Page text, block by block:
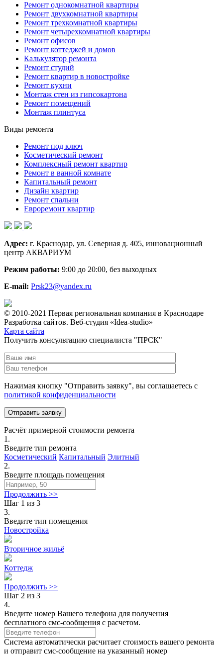
Ремонт однокомнатной квартиры
Ремонт двухкомнатной квартиры
Ремонт трехкомнатной квартиры
Ремонт четырехкомнатной квартиры
Ремонт офисов
Ремонт коттеджей и домов
Калькулятор ремонта
Ремонт студий
Ремонт квартир в новостройке
Ремонт кухни
Монтаж стен из гипсокартона
Ремонт помещений
Монтаж плинтуса
Виды ремонта
Ремонт под ключ
Косметический ремонт
Комплексный ремонт квартир
Ремонт в ванной комнате
Капитальный ремонт
Дизайн квартир
Ремонт спальни
Евроремонт квартир
Адрес: г. Краснодар, ул. Северная д. 405, инновационный
центр АКВАРИУМ
Режим работы: 9:00 до 20:00, без выходных
E-mail: Prsk23@yandex.ru
© 2010-2021 Первая региональная компания в Краснодаре
Разработка сайтов. Веб-студия «Idea-studio»
Карта сайта
Получить консультацию специалиста "ПРСК"
Нажимая кнопку "Отправить заявку", вы соглашаетесь с
политикой конфиденциальности
Расчёт примерной стоимости ремонта
1.
Введите тип ремонта
Косметический Капитальный Элитный
2.
Введите площадь помещения
Продолжить >>
Шаг 1 из 3
3.
Введите тип помещения
Новостройка
Вторичное жильё
Коттедж
Продолжить >>
Шаг 2 из 3
4.
Введите номер Вашего телефона для получения
бесплатного смс-сообщения с расчетом.
Cистема автоматически расчитает стоимость вашего ремонта
и отправит смс-сообщение на указанный номер